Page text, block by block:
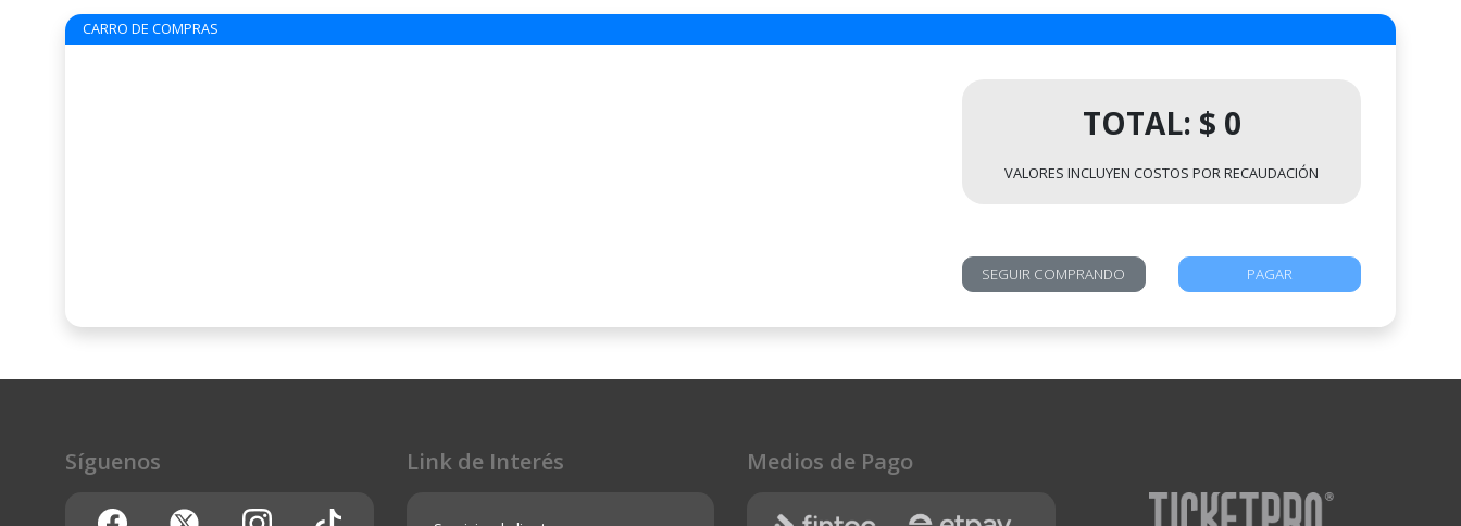
CARRO DE COMPRAS
TOTAL: $ 0
VALORES INCLUYEN COSTOS POR RECAUDACIÓN
SEGUIR COMPRANDO PAGAR
Síguenos Link de Interés Medios de Pago